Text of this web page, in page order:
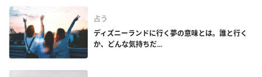
占う
ディズニーランドに行く夢の意味とは。誰と行く
か、どんな気持ちだ...